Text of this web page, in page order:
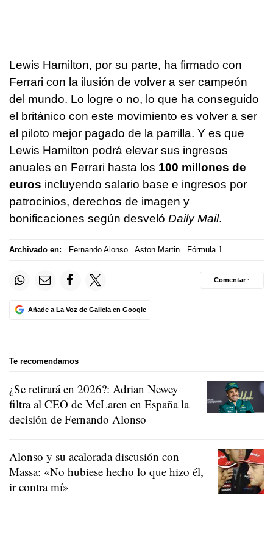
Lewis Hamilton, por su parte, ha firmado con
Ferrari con la ilusión de volver a ser campeón
del mundo. Lo logre o no, lo que ha conseguido
el británico con este movimiento es volver a ser
el piloto mejor pagado de la parrilla. Y es que
Lewis Hamilton podrá elevar sus ingresos
anuales en Ferrari hasta los 100 millones de
euros incluyendo salario base e ingresos por
patrocinios, derechos de imagen y
bonificaciones según desveló Daily Mail.
Archivado en: Fernando Alonso Aston Martin Fórmula 1
Añade a La Voz de Galicia en Google
Comentar ·
Te recomendamos
¿Se retirará en 2026?: Adrian Newey
filtra al CEO de McLaren en España la
decisión de Fernando Alonso
Alonso y su acalorada discusión con
Massa: «No hubiese hecho lo que hizo él,
ir contra mí»